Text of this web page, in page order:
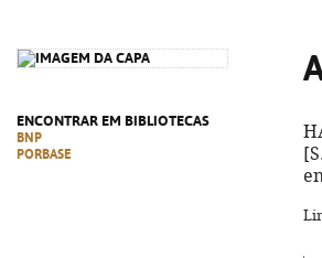
ENCONTRAR EM BIBLIOTECAS
BNP
PORBASE